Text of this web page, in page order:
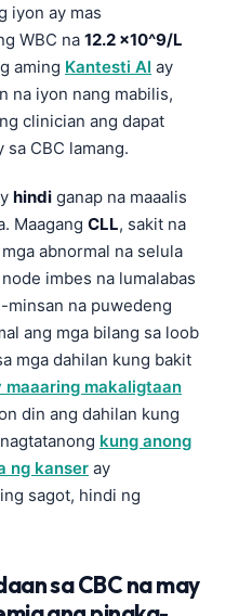
iyon ay mas
WBC na 12.2 x10^9/L
aming Kantesti AI ay
na iyon nang mabilis,
clinician ang dapat
CBC lamang.
hindi ganap na maaalis
Maagang CLL, sakit na
abnormal na selula
imbes na lumalabas
minsan na puwedeng
ang mga bilang sa loob
mga dahilan kung bakit
makaligtaan
din ang dahilan kung
kung anong
ng kanser ay
sagot, hindi ng
sa CBC na may